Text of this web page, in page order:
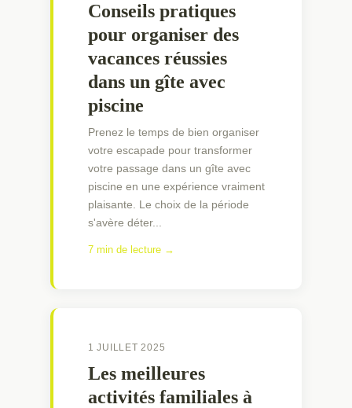
Conseils pratiques
pour organiser des
vacances réussies
dans un gîte avec
piscine
Prenez le temps de bien organiser
votre escapade pour transformer
votre passage dans un gîte avec
piscine en une expérience vraiment
plaisante. Le choix de la période
s'avère déter...
7 min de lecture →
1 JUILLET 2025
Les meilleures
activités familiales à